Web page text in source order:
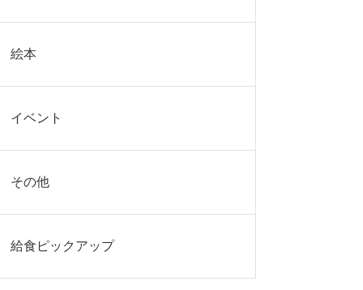
絵本
イベント
その他
給食ピックアップ